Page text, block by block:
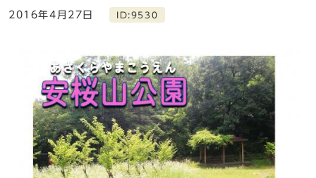
2016年4月27日 ID:9530